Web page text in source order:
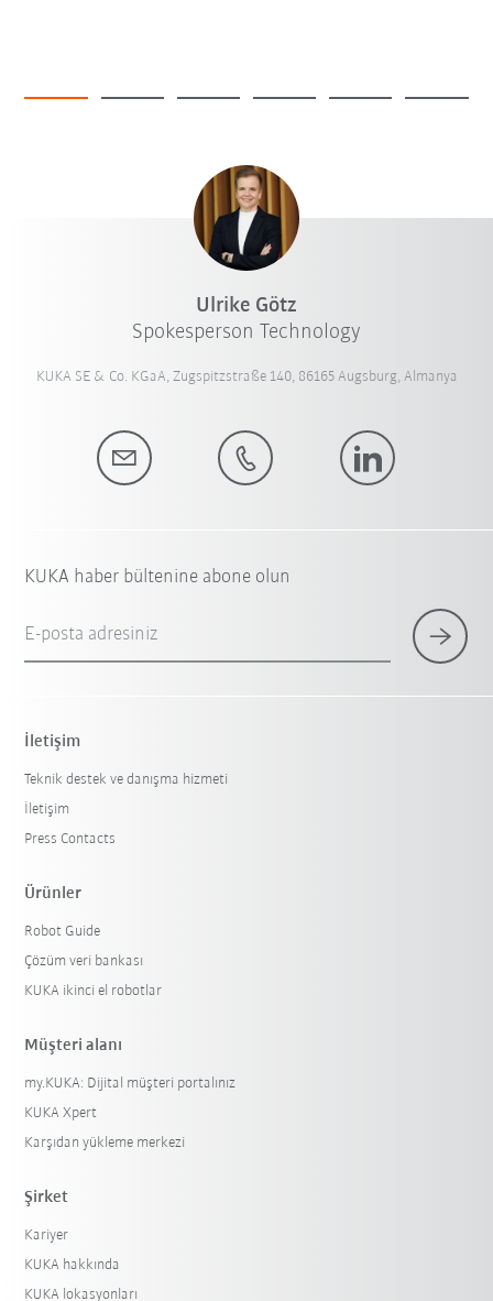
Ulrike Götz
Spokesperson Technology
KUKA SE & Co. KGaA, Zugspitzstraße 140, 86165 Augsburg, Almanya
KUKA haber bültenine abone olun
E-posta adresiniz
İletişim
Teknik destek ve danışma hizmeti
İletişim
Press Contacts
Ürünler
Robot Guide
Çözüm veri bankası
KUKA ikinci el robotlar
Müşteri alanı
my.KUKA: Dijital müşteri portalınız
KUKA Xpert
Karşıdan yükleme merkezi
Şirket
Kariyer
KUKA hakkında
KUKA lokasyonları